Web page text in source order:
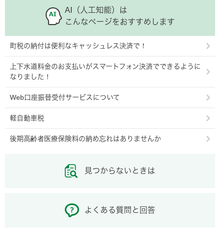
AI（人工知能）は
こんなページをおすすめします
町税の納付は便利なキャッシュレス決済で！
上下水道料金のお支払いがスマートフォン決済でできるように
なりました！
Web口座振替受付サービスについて
軽自動車税
後期高齢者医療保険料の納め忘れはありませんか
見つからないときは
よくある質問と回答